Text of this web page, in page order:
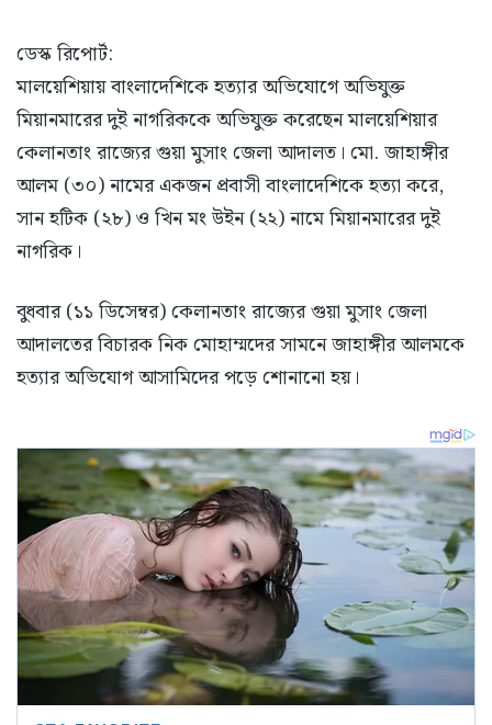
ডেস্ক রিপোর্ট:
মালয়েশিয়ায় বাংলাদেশিকে হত্যার অভিযোগে অভিযুক্ত
মিয়ানমারের দুই নাগরিককে অভিযুক্ত করেছেন মালয়েশিয়ার
কেলানতাং রাজ্যের গুয়া মুসাং জেলা আদালত। মো. জাহাঙ্গীর
আলম (৩০) নামের একজন প্রবাসী বাংলাদেশিকে হত্যা করে,
সান হটিক (২৮) ও খিন মং উইন (২২) নামে মিয়ানমারের দুই
নাগরিক।
বুধবার (১১ ডিসেম্বর) কেলানতাং রাজ্যের গুয়া মুসাং জেলা
আদালতের বিচারক নিক মোহাম্মদের সামনে জাহাঙ্গীর আলমকে
হত্যার অভিযোগ আসামিদের পড়ে শোনানো হয়।